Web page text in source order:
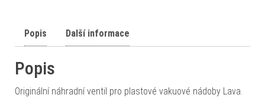
Popis Další informace
Popis
Originální náhradní ventil pro plastové vakuové nádoby Lava.